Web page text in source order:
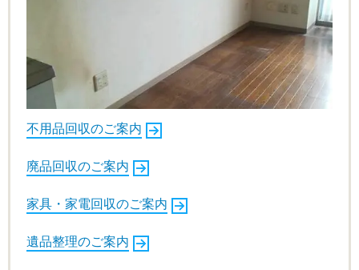
不用品回収のご案内
廃品回収のご案内
家具・家電回収のご案内
遺品整理のご案内